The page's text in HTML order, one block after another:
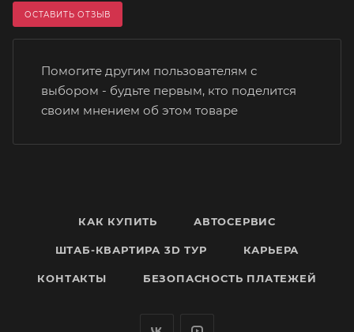
ОСТАВИТЬ ОТЗЫВ
Помогите другим пользователям с
выбором - будьте первым, кто поделится
своим мнением об этом товаре
КАК КУПИТЬ АВТОСЕРВИС
ШТАБ-КВАРТИРА 3D ТУР КАРЬЕРА
КОНТАКТЫ БЕЗОПАСНОСТЬ ПЛАТЕЖЕЙ